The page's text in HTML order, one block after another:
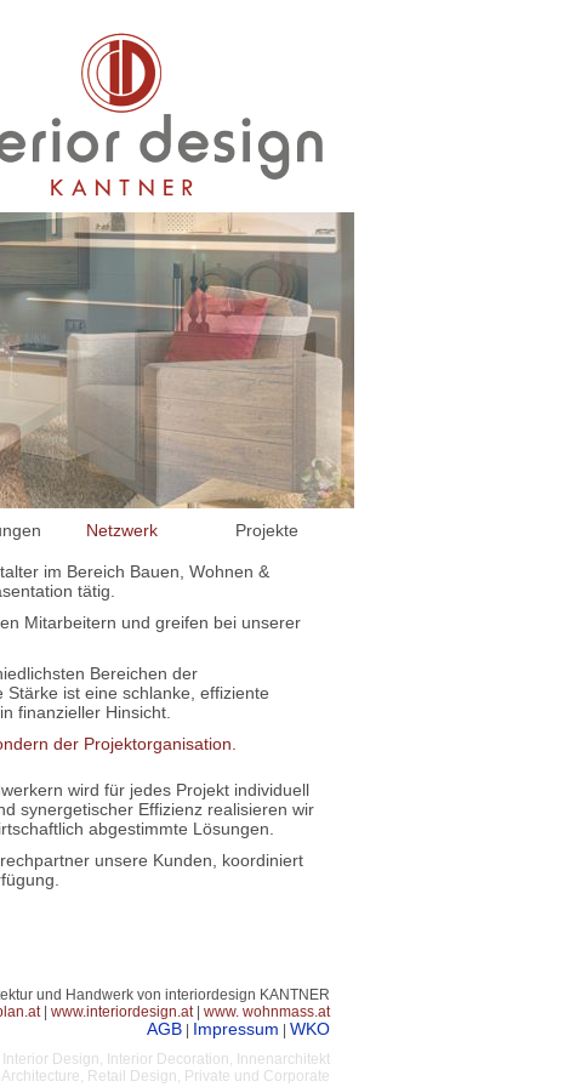
Netzwerk Projekte
im Bereich Bauen, Wohnen &
tätig.
Mitarbeitern und greifen bei unserer
Bereichen der
ist eine schlanke, effiziente
finanzieller Hinsicht.
der Projektorganisation.
wird für jedes Projekt individuell
synergetischer Effizienz realisieren wir
abgestimmte Lösungen.
unsere Kunden, koordiniert
und Handwerk von interiordesign KANTNER
| www.interiordesign.at| www. wohnmass.at
AGB Impressum WKO
Design, Interior Decoration, Innenarchitekt
Retail Design, Private und Corporate